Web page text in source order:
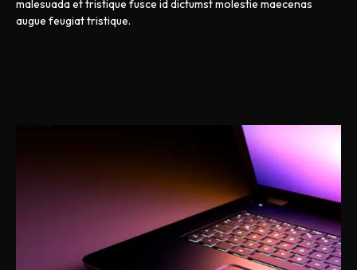
malesuada et tristique fusce id dictumst molestie maecenas
augue feugiat tristique.